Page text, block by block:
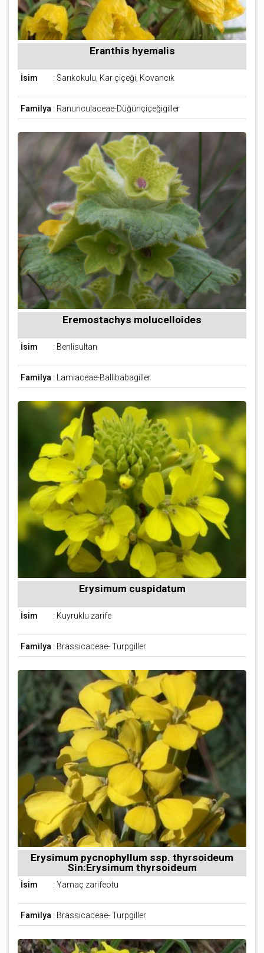
Eranthis hyemalis
İsim : Sarıkokulu, Kar çiçeği, Kovancık
Familya : Ranunculaceae-Düğünçiçeğigiller
Eremostachys molucelloides
İsim : Benlisultan
Familya : Lamiaceae-Ballıbabagiller
Erysimum cuspidatum
İsim : Kuyruklu zarife
Familya : Brassicaceae- Turpgiller
Erysimum pycnophyllum ssp. thyrsoideum
Sin:Erysimum thyrsoideum
İsim : Yamaç zarifeotu
Familya : Brassicaceae- Turpgiller